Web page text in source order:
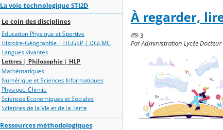
La voie technologique STI2D
Le coin des disciplines
Education Physique et Sportive
Histoire-Géographie | HGGSP | DGEMC
Langues vivantes
Lettres | Philosophie | HLP
Mathématiques
Numérique et Sciences Informatiques
Physique-Chimie
Sciences Economiques et Sociales
Sciences de la Vie et de la Terre
Ressources méthodologiques
À regarder,
3
Par Administration Lycée